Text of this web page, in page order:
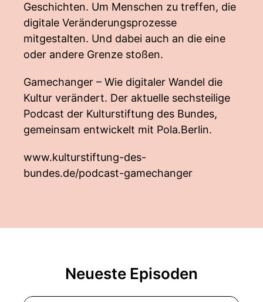
Geschichten. Um Menschen zu treffen, die
digitale Veränderungsprozesse
mitgestalten. Und dabei auch an die eine
oder andere Grenze stoßen.
Gamechanger – Wie digitaler Wandel die
Kultur verändert. Der aktuelle sechsteilige
Podcast der Kulturstiftung des Bundes,
gemeinsam entwickelt mit Pola.Berlin.
www.kulturstiftung-des-
bundes.de/podcast-gamechanger
Neueste Episoden